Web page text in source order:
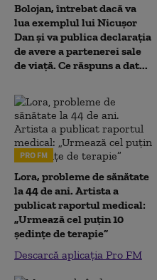
Bolojan, întrebat dacă va
lua exemplul lui Nicușor
Dan și va publica declarația
de avere a partenerei sale
de viață. Ce răspuns a dat...
PRO FM
Lora, probleme de sănătate
la 44 de ani. Artista a
publicat raportul medical:
„Urmează cel puțin 10
ședințe de terapie”
Descarcă aplicația Pro FM